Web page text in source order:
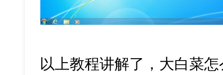
以上教程讲解了，大白菜